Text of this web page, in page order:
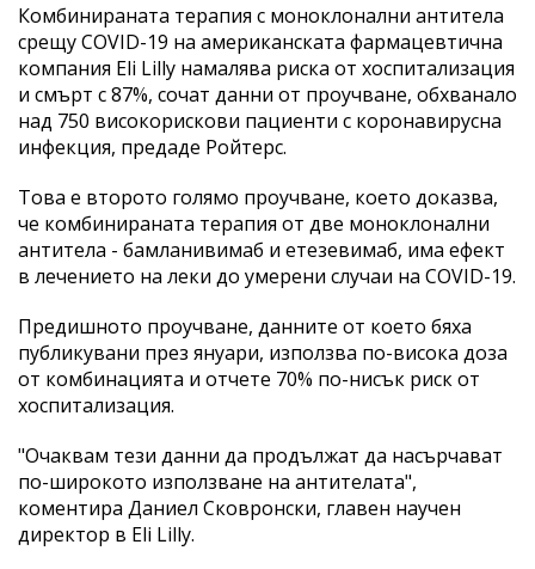
Комбинираната терапия с моноклонални антитела
срещу COVID-19 на американската фармацевтична
компания Eli Lilly намалява риска от хоспитализация
и смърт с 87%, сочат данни от проучване, обхванало
над 750 високорискови пациенти с коронавирусна
инфекция, предаде Ройтерс.
Това е второто голямо проучване, което доказва,
че комбинираната терапия от две моноклонални
антитела - бамланивимаб и етезевимаб, има ефект
в лечението на леки до умерени случаи на COVID-19.
Предишното проучване, данните от което бяха
публикувани през януари, използва по-висока доза
от комбинацията и отчете 70% по-нисък риск от
хоспитализация.
"Очаквам тези данни да продължат да насърчават
по-широкото използване на антителата",
коментира Даниел Сковронски, главен научен
директор в Eli Lilly.